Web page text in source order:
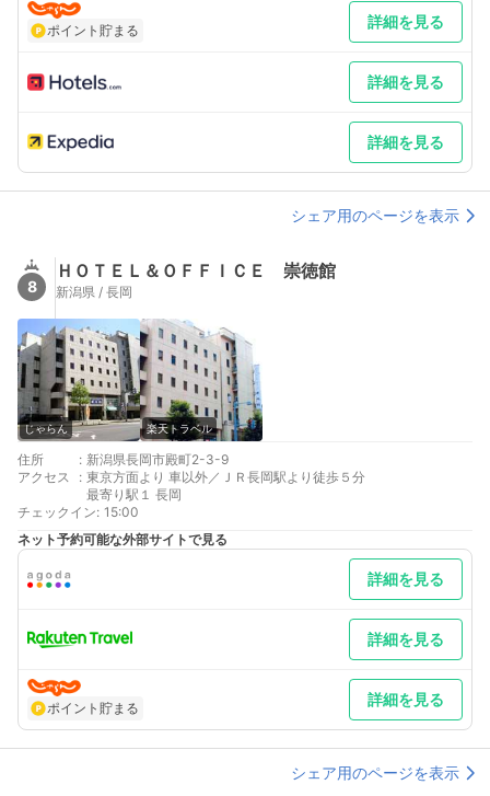
ポイント貯まる 詳細を見る
詳細を見る
詳細を見る
シェア用のページを表示
8
ＨＯＴＥＬ＆ＯＦＦＩＣＥ 崇徳館
新潟県 / 長岡
じゃらん 楽天トラベル
住所 : 新潟県長岡市殿町2-3-9
アクセス
: 東京方面より 車以外／ＪＲ長岡駅より徒歩５分
最寄り駅１ 長岡
チェックイン: 15:00
ネット予約可能な外部サイトで見る
詳細を見る
詳細を見る
ポイント貯まる 詳細を見る
シェア用のページを表示